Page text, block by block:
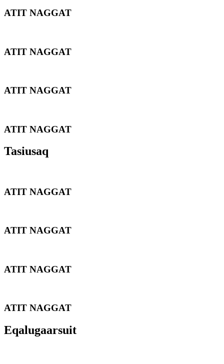
ATIT NAGGAT
ATIT NAGGAT
ATIT NAGGAT
ATIT NAGGAT
Tasiusaq
ATIT NAGGAT
ATIT NAGGAT
ATIT NAGGAT
ATIT NAGGAT
Eqalugaarsuit